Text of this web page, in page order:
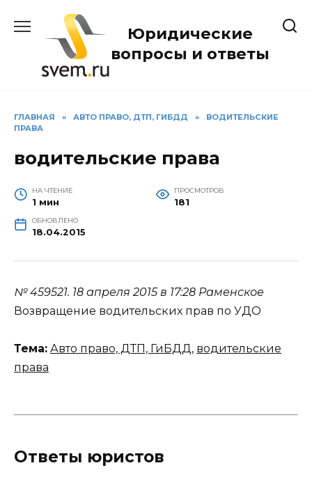
содержанию
Юридические
вопросы и ответы
ГЛАВНАЯ » АВТО ПРАВО, ДТП, ГИБДД »
ВОДИТЕЛЬСКИЕ
ПРАВА
водительские права
НА ЧТЕНИЕ
1 мин
ПРОСМОТРОВ
181
ОБНОВЛЕНО
18.04.2015
№ 459521. 18 апреля 2015 в 17:28 Раменское
Возвращение водительских прав по УДО
Тема: Авто право, ДТП, ГиБДД, водительские
права
Ответы юристов